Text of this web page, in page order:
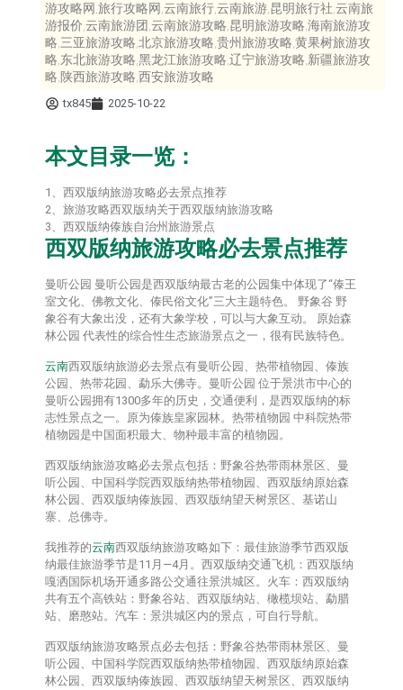
游攻略网,旅行攻略网,云南旅行,云南旅游,昆明旅行社,云南旅
游报价,云南旅游团,云南旅游攻略,昆明旅游攻略,海南旅游攻
略,三亚旅游攻略,北京旅游攻略,贵州旅游攻略,黄果树旅游攻
略,东北旅游攻略,黑龙江旅游攻略,辽宁旅游攻略,新疆旅游攻
略,陕西旅游攻略,西安旅游攻略
tx845 2025-10-22
本文目录一览：
1、西双版纳旅游攻略必去景点推荐
2、旅游攻略西双版纳关于西双版纳旅游攻略
3、西双版纳傣族自治州旅游景点
西双版纳旅游攻略必去景点推荐
曼听公园 曼听公园是西双版纳最古老的公园集中体现了“傣王
室文化、佛教文化、傣民俗文化”三大主题特色。 野象谷 野
象谷有大象出没，还有大象学校，可以与大象互动。 原始森
林公园 代表性的综合性生态旅游景点之一，很有民族特色。
云南西双版纳旅游必去景点有曼听公园、热带植物园、傣族
公园、热带花园、勐乐大佛寺。曼听公园 位于景洪市中心的
曼听公园拥有1300多年的历史，交通便利，是西双版纳的标
志性景点之一。原为傣族皇家园林。热带植物园 中科院热带
植物园是中国面积最大、物种最丰富的植物园。
西双版纳旅游攻略必去景点包括：野象谷热带雨林景区、曼
听公园、中国科学院西双版纳热带植物园、西双版纳原始森
林公园、西双版纳傣族园、西双版纳望天树景区、基诺山
寨、总佛寺。
我推荐的云南西双版纳旅游攻略如下：最佳旅游季节西双版
纳最佳旅游季节是11月—4月。西双版纳交通飞机：西双版纳
嘎洒国际机场开通多路公交通往景洪城区。火车：西双版纳
共有五个高铁站：野象谷站、西双版纳站、橄榄坝站、勐腊
站、磨憨站。汽车：景洪城区内的景点，可自行导航。
西双版纳旅游攻略景点必去包括：野象谷热带雨林景区、曼
听公园、中国科学院西双版纳热带植物园、西双版纳原始森
林公园、西双版纳傣族园、西双版纳望天树景区、西双版纳